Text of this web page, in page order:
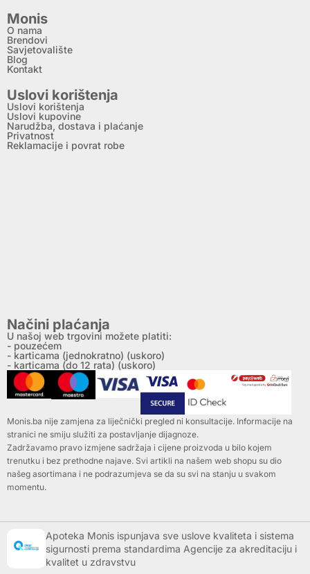
Monis
O nama
Brendovi
Savjetovalište
Blog
Kontakt
Uslovi korištenja
Uslovi korištenja
Uslovi kupovine
Narudžba, dostava i plaćanje
Privatnost
Reklamacije i povrat robe
Načini plaćanja
U našoj web trgovini možete platiti:
- pouzećem
- karticama (jednokratno) (uskoro)
- karticama (do 12 rata) (uskoro)
Monis.ba nije zamjena za liječnički pregled ni konsultacije. Informacije na
stranici ne smiju služiti za postavljanje dijagnoze.
Zadržavamo pravo izmjene sadržaja i cijene proizvoda u bilo kojem
trenutku i bez prethodne najave. Svi artikli na našem web shopu su dio
našeg asortimana i ne podrazumjeva se da su svi na stanju u svakom
momentu.
Apoteka Monis ispunjava sve uslove kvaliteta i sistema
sigurnosti prema standardima Agencije za akreditaciju i
kvalitet u zdravstvu